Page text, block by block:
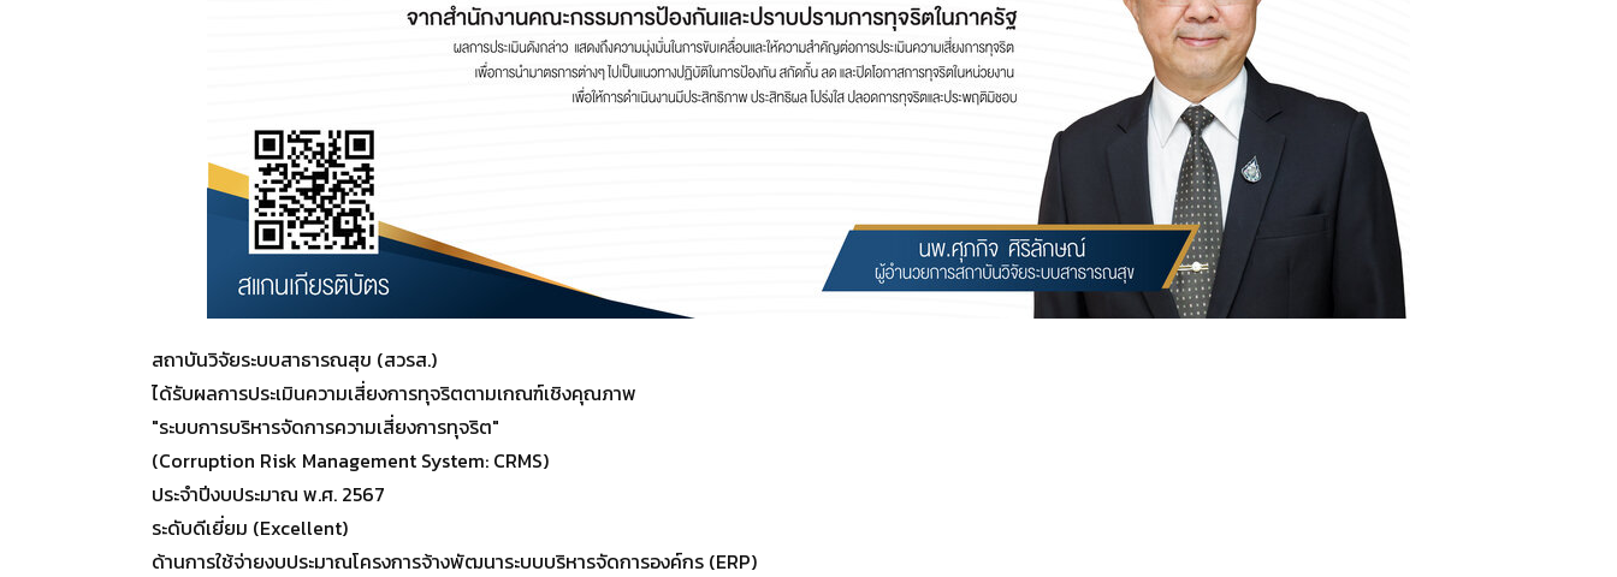
สถาบันวิจัยระบบสาธารณสุข (สวรส.)
ได้รับผลการประเมินความเสี่ยงการทุจริตตามเกณฑ์เชิงคุณภาพ
"ระบบการบริหารจัดการความเสี่ยงการทุจริต"
(Corruption Risk Management System: CRMS)
ประจำปีงบประมาณ พ.ศ. 2567
ระดับดีเยี่ยม (Excellent)
ด้านการใช้จ่ายงบประมาณโครงการจ้างพัฒนาระบบบริหารจัดการองค์กร (ERP)